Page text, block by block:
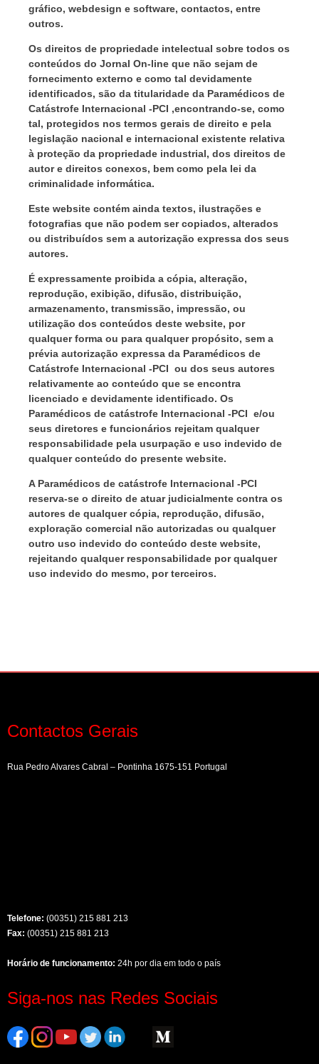
gráfico, webdesign e software, contactos, entre
outros.
Os direitos de propriedade intelectual sobre todos os
conteúdos do Jornal On-line que não sejam de
fornecimento externo e como tal devidamente
identificados, são da titularidade da Paramédicos de
Catástrofe Internacional -PCI ,encontrando-se, como
tal, protegidos nos termos gerais de direito e pela
legislação nacional e internacional existente relativa
à proteção da propriedade industrial, dos direitos de
autor e direitos conexos, bem como pela lei da
criminalidade informática.
Este website contém ainda textos, ilustrações e
fotografias que não podem ser copiados, alterados
ou distribuídos sem a autorização expressa dos seus
autores.
É expressamente proibida a cópia, alteração,
reprodução, exibição, difusão, distribuição,
armazenamento, transmissão, impressão, ou
utilização dos conteúdos deste website, por
qualquer forma ou para qualquer propósito, sem a
prévia autorização expressa da Paramédicos de
Catástrofe Internacional -PCI ou dos seus autores
relativamente ao conteúdo que se encontra
licenciado e devidamente identificado. Os
Paramédicos de catástrofe Internacional -PCI e/ou
seus diretores e funcionários rejeitam qualquer
responsabilidade pela usurpação e uso indevido de
qualquer conteúdo do presente website.
A Paramédicos de catástrofe Internacional -PCI
reserva-se o direito de atuar judicialmente contra os
autores de qualquer cópia, reprodução, difusão,
exploração comercial não autorizadas ou qualquer
outro uso indevido do conteúdo deste website,
rejeitando qualquer responsabilidade por qualquer
uso indevido do mesmo, por terceiros.
Contactos Gerais
Rua Pedro Alvares Cabral – Pontinha 1675-151 Portugal
Telefone: (00351) 215 881 213
Fax: (00351) 215 881 213
Horário de funcionamento: 24h por dia em todo o país
Siga-nos nas Redes Sociais